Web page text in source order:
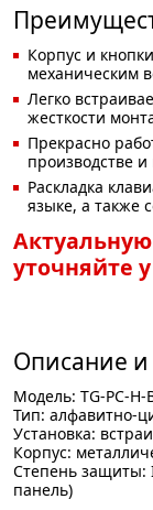
Корпус и
механическим
Легко
жесткости
Прекрасно
производстве
Раскладка
языке, а также
уточняйте
Описание и
Модель: TG-PC-H-
Тип: алфавитно-
Установка:
Корпус:
Степень защиты:
панель)